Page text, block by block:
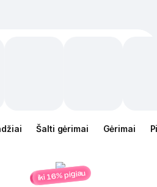
Šalti gėrimai Gėrimai
iki 16% pigiau